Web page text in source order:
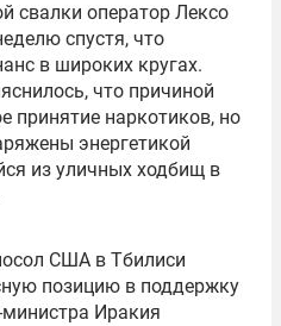
свалки оператор Лексо
спустя, что
в широких кругах.
что причиной
принятие наркотиков, но
энергетикой
из уличных ходбищ в
США в Тбилиси
позицию в поддержку
Иракия